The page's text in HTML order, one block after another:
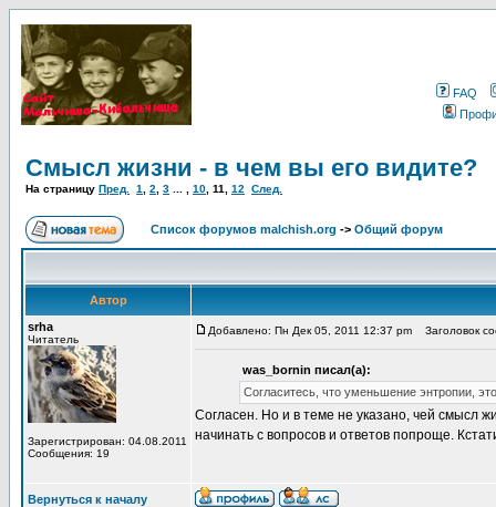
FAQ
Смысл жизни - в чем вы его видите?
На страницу Пред. 1 2 3 10 11 12 След.
Список форумов malchish.org -> Общий форум
Автор
srha
Читатель
Зарегистрирован: 04.08.2011
Сообщения: 19
Добавлено: Пн Дек 05, 2011 12:37 pm Заголовок
was_bornin писал(а):
Согласитесь, что уменьшение энтропии,
Согласен. Но и в теме не указано, чей смысл
начинать с вопросов и ответов попроще.
Вернуться к началу